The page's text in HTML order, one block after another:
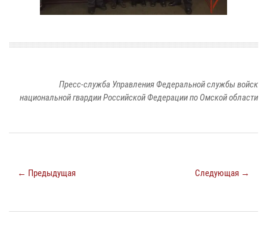
Пресс-служба Управления Федеральной службы войск
национальной гвардии Российской Федерации по Омской области
← Предыдущая Следующая →